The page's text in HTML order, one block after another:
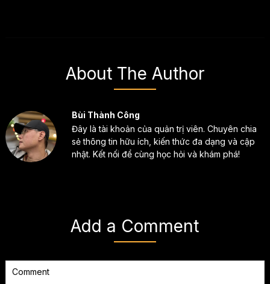
About The Author
Bùi Thành Công
Đây là tài khoản của quản trị viên. Chuyên chia
sẻ thông tin hữu ích, kiến thức đa dạng và cập
nhật. Kết nối để cùng học hỏi và khám phá!
Add a Comment